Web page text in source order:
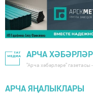
АРЧА
"Арча хәбәрләре"
АРЧА ЯҢАЛЫКЛАРЫ